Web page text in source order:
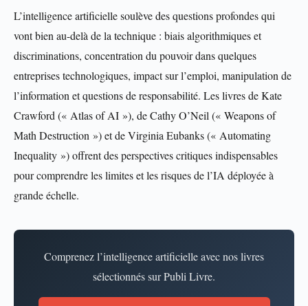
L’intelligence artificielle soulève des questions profondes qui
vont bien au-delà de la technique : biais algorithmiques et
discriminations, concentration du pouvoir dans quelques
entreprises technologiques, impact sur l’emploi, manipulation de
l’information et questions de responsabilité. Les livres de Kate
Crawford (« Atlas of AI »), de Cathy O’Neil (« Weapons of
Math Destruction ») et de Virginia Eubanks (« Automating
Inequality ») offrent des perspectives critiques indispensables
pour comprendre les limites et les risques de l’IA déployée à
grande échelle.
Comprenez l’intelligence artificielle avec nos livres
sélectionnés sur Publi Livre.